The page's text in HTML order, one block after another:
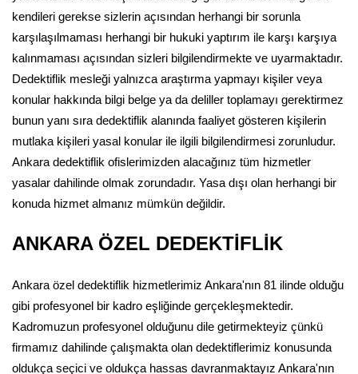
kendileri gerekse sizlerin açısından herhangi bir sorunla
karşılaşılmaması herhangi bir hukuki yaptırım ile karşı karşıya
kalınmaması açısından sizleri bilgilendirmekte ve uyarmaktadır.
Dedektiflik mesleği yalnızca araştırma yapmayı kişiler veya
konular hakkında bilgi belge ya da deliller toplamayı gerektirmez
bunun yanı sıra dedektiflik alanında faaliyet gösteren kişilerin
mutlaka kişileri yasal konular ile ilgili bilgilendirmesi zorunludur.
Ankara dedektiflik ofislerimizden alacağınız tüm hizmetler
yasalar dahilinde olmak zorundadır. Yasa dışı olan herhangi bir
konuda hizmet almanız mümkün değildir.
ANKARA ÖZEL DEDEKTİFLİK
Ankara özel dedektiflik hizmetlerimiz Ankara'nın 81 ilinde olduğu
gibi profesyonel bir kadro eşliğinde gerçekleşmektedir.
Kadromuzun profesyonel olduğunu dile getirmekteyiz çünkü
firmamız dahilinde çalışmakta olan dedektiflerimiz konusunda
oldukça seçici ve oldukça hassas davranmaktayız Ankara'nın